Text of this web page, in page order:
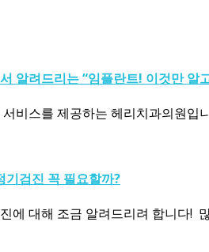
알려드리는 “임플란트! 이것만 알
비스를 제공하는 헤리치과의원
검진 꼭 필요할까?
에 대해 조금 알려드리려 합니다!